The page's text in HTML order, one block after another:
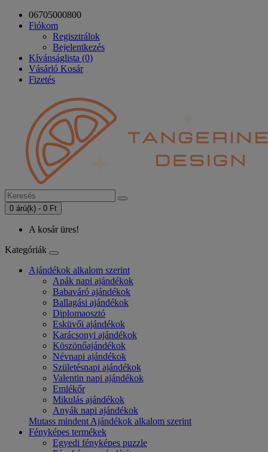
06705000800
Fiókom
Regisztrálok
Bejelentkezés
Kívánságlista (0)
Vásárló Kosár
Fizetés
0 árú(k) - 0 Ft
A kosár üres!
Kategóriák
Ajándékok alkalom szerint
Apák napi ajándékok
Babaváró ajándékok
Ballagási ajándékok
Diplomaosztó
Esküvői ajándékok
Karácsonyi ajándékok
Köszönőajándékok
Névnapi ajándékok
Születésnapi ajándékok
Valentin napi ajándékok
Emlékőr
Mikulás ajándékok
Anyák napi ajándékok
Mutass mindent Ajándékok alkalom szerint
Fényképes termékek
Egyedi fényképes puzzle